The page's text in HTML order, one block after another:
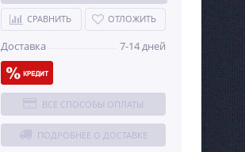
СРАВНИТЬ ОТЛОЖИТЬ
Доставка 7-14 дней
ВСЕ СПОСОБЫ ОПЛАТЫ
ПОДРОБНЕЕ О ДОСТАВКЕ